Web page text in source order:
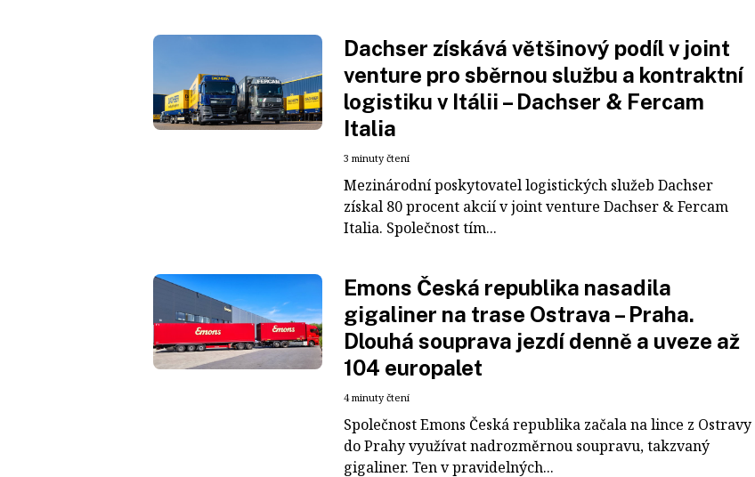
Dachser získává většinový podíl v joint
venture pro sběrnou službu a kontraktní
logistiku v Itálii – Dachser & Fercam
Italia
3 minuty čtení
Mezinárodní poskytovatel logistických služeb Dachser
získal 80 procent akcií v joint venture Dachser & Fercam
Italia. Společnost tím...
Emons Česká republika nasadila
gigaliner na trase Ostrava – Praha.
Dlouhá souprava jezdí denně a uveze až
104 europalet
4 minuty čtení
Společnost Emons Česká republika začala na lince z Ostravy
do Prahy využívat nadrozměrnou soupravu, takzvaný
gigaliner. Ten v pravidelných...